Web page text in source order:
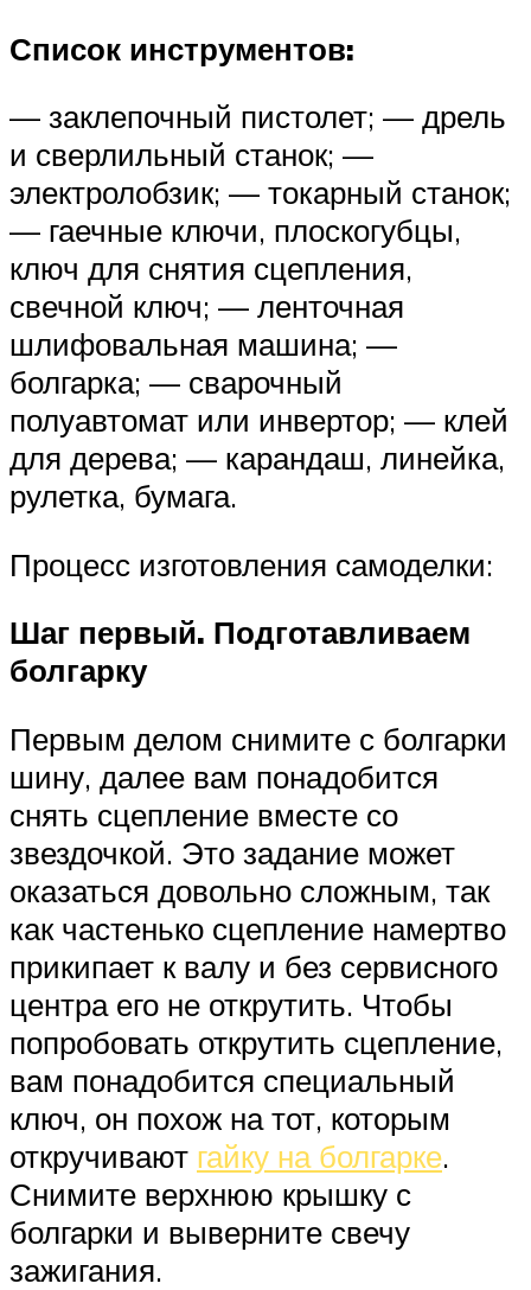
Список инструментов:
— заклепочный пистолет; — дрель
и сверлильный станок; —
электролобзик; — токарный станок;
— гаечные ключи, плоскогубцы,
ключ для снятия сцепления,
свечной ключ; — ленточная
шлифовальная машина; —
болгарка; — сварочный
полуавтомат или инвертор; — клей
для дерева; — карандаш, линейка,
рулетка, бумага.
Процесс изготовления самоделки:
Шаг первый. Подготавливаем
болгарку
Первым делом снимите с болгарки
шину, далее вам понадобится
снять сцепление вместе со
звездочкой. Это задание может
оказаться довольно сложным, так
как частенько сцепление намертво
прикипает к валу и без сервисного
центра его не открутить. Чтобы
попробовать открутить сцепление,
вам понадобится специальный
ключ, он похож на тот, которым
откручивают гайку на болгарке.
Снимите верхнюю крышку с
болгарки и выверните свечу
зажигания.